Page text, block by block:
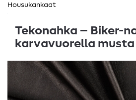
Housukankaat
Tekonahka – Biker-
karvavuorella musta